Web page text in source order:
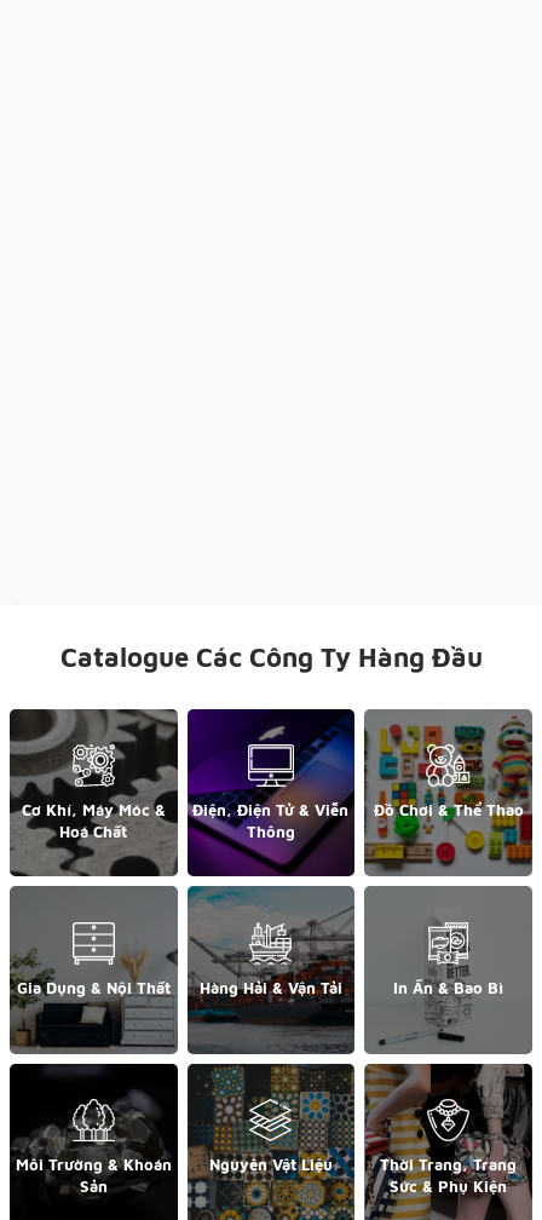
Catalogue Các Công Ty Hàng Đầu
Cơ Khí, Máy Móc &
Hoá Chất
Điện, Điện Tử & Viễn
Thông
Đồ Chơi & Thể Thao
Gia Dụng & Nội Thất Hàng Hải & Vận Tải In Ấn & Bao Bì
Môi Trường & Khoán
Sản
Nguyên Vật Liệu
Thời Trang, Trang
Sức & Phụ Kiện